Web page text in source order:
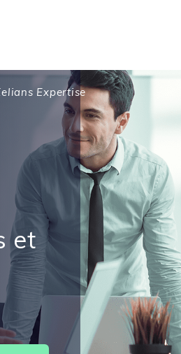
Expertise
et